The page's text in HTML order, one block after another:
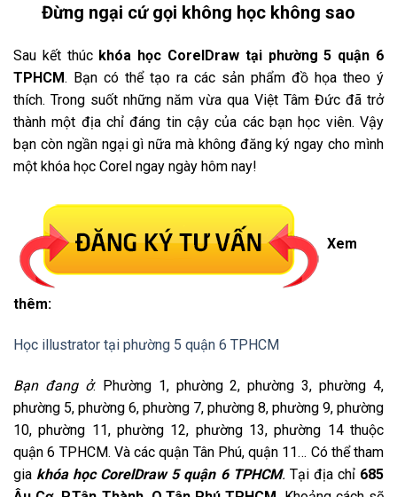
Đừng ngại cứ gọi không học không sao
Sau kết thúc khóa học CorelDraw tại phường 5 quận 6
TPHCM. Bạn có thể tạo ra các sản phẩm đồ họa theo ý
thích. Trong suốt những năm vừa qua Việt Tâm Đức đã trở
thành một địa chỉ đáng tin cậy của các bạn học viên. Vậy
bạn còn ngần ngại gì nữa mà không đăng ký ngay cho mình
một khóa học Corel ngay ngày hôm nay!
Xem
thêm:
Học illustrator tại phường 5 quận 6 TPHCM
Bạn đang ở: Phường 1, phường 2, phường 3, phường 4,
phường 5, phường 6, phường 7, phường 8, phường 9, phường
10, phường 11, phường 12, phường 13, phường 14 thuộc
quận 6 TPHCM. Và các quận Tân Phú, quận 11… Có thể tham
gia khóa học CorelDraw 5 quận 6 TPHCM. Tại địa chỉ 685